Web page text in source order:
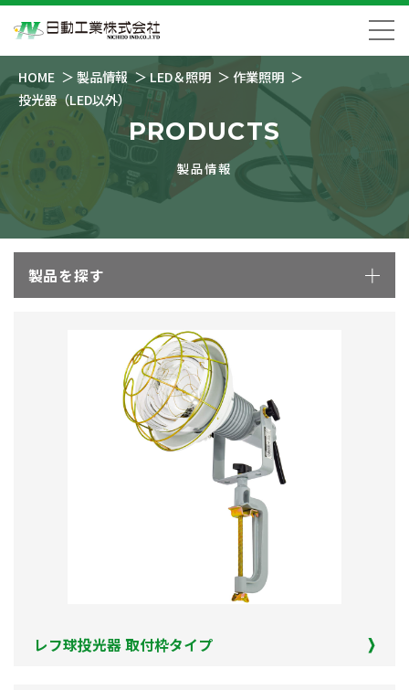
HOME 製品情報 LED＆照明
作業照明
投光器（LED以外）
PRODUCTS
製品情報
製品を探す
レフ球投光器 取付枠タイプ